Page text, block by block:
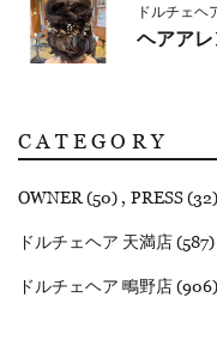
ドルチェヘ
ヘアア
CATEGORY
OWNER (50) PRESS (32)
ドルチェヘア 天満店 (587)
ドルチェヘア 鴫野店 (906)